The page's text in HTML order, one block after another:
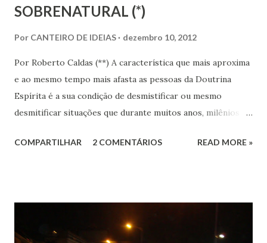
SOBRENATURAL (*)
Por CANTEIRO DE IDEIAS dezembro 10, 2012
Por Roberto Caldas (**) A característica que mais aproxima
e ao mesmo tempo mais afasta as pessoas da Doutrina
Espírita é a sua condição de desmistificar ou mesmo
desmitificar situações que durante muitos anos, milênios
ideário dos grupamentos humanos. Os receios que sempre
Historicamente o domínio do vácuo existente entre os
COMPARTILHAR 2 COMENTÁRIOS READ MORE »